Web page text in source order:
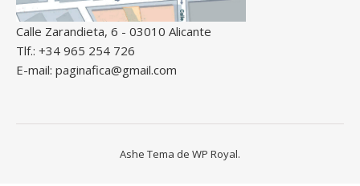
Calle Zarandieta, 6 - 03010 Alicante
Tlf.: +34 965 254 726
E-mail: paginafica@gmail.com
Ashe Tema de WP Royal.